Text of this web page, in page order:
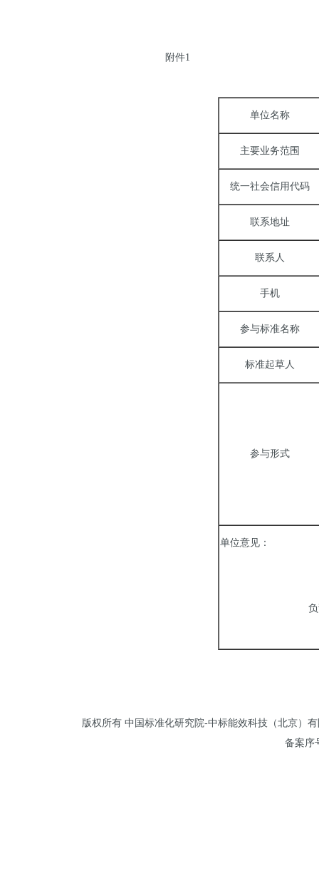
附件1
单位名称
主要业务范围
统一社会信用代码
联系地址
联系人
手机
参与标准名称
标准起草人
参与形式
单位意见：
负责人签
版权所有 中国标准化研究院-中标能效科技（北京）
备案序